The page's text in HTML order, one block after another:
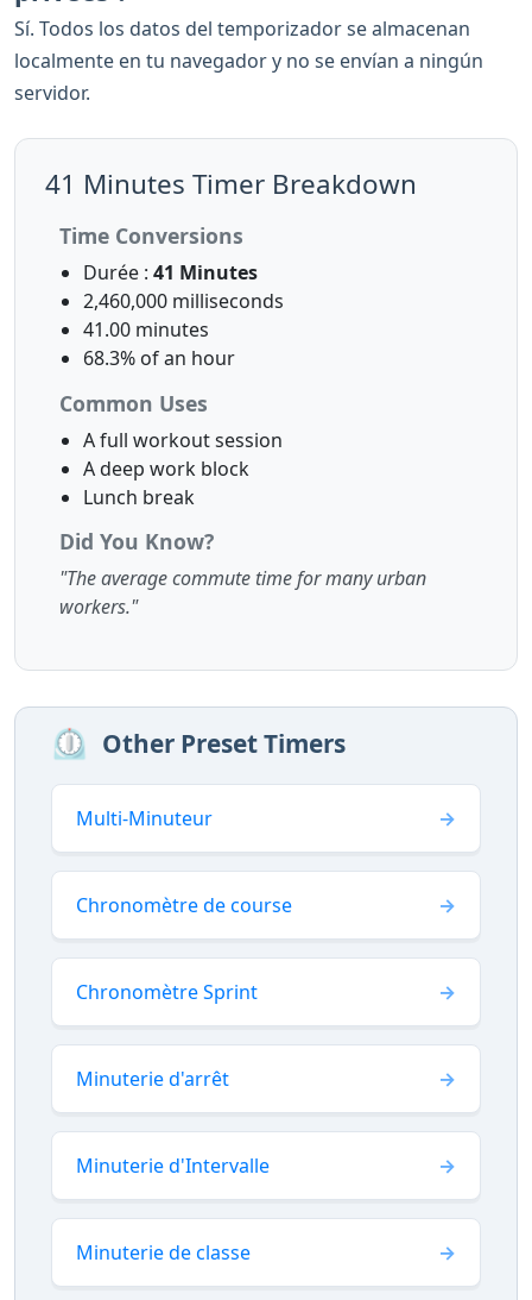
Sí. Todos los datos del temporizador se almacenan
localmente en tu navegador y no se envían a ningún
servidor.
41 Minutes Timer Breakdown
Time Conversions
Durée : 41 Minutes
2,460,000 milliseconds
41.00 minutes
68.3% of an hour
Common Uses
A full workout session
A deep work block
Lunch break
Did You Know?
"The average commute time for many urban
workers."
⏲️ Other Preset Timers
Multi-Minuteur
Chronomètre de course
Chronomètre Sprint
Minuterie d'arrêt
Minuterie d'Intervalle
Minuterie de classe